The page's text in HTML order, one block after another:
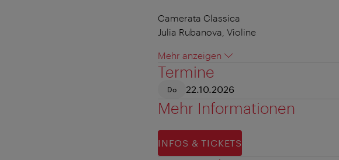
Camerata Classica
Julia Rubanova, Violine
Mehr anzeigen
Termine
Do 22.10.2026
Mehr Informationen
INFOS & TICKETS